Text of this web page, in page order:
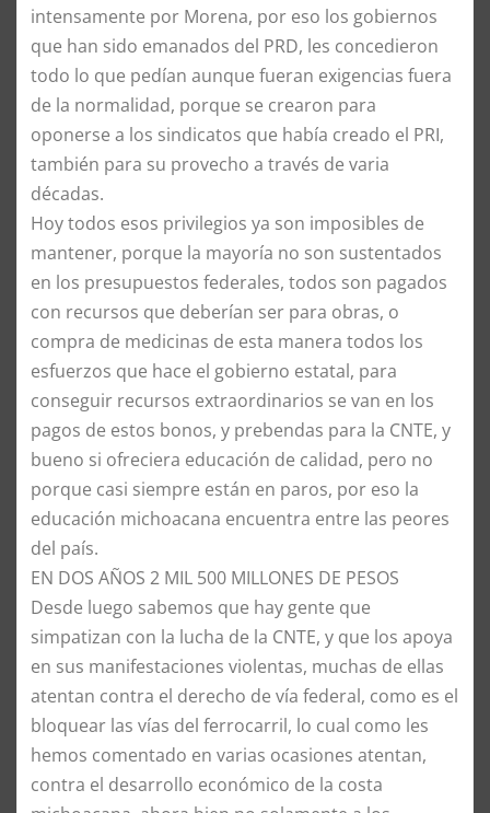
intensamente por Morena, por eso los gobiernos
que han sido emanados del PRD, les concedieron
todo lo que pedían aunque fueran exigencias fuera
de la normalidad, porque se crearon para
oponerse a los sindicatos que había creado el PRI,
también para su provecho a través de varia
décadas.
​Hoy todos esos privilegios ya son imposibles de
mantener, porque la mayoría no son sustentados
en los presupuestos federales, todos son pagados
con recursos que deberían ser para obras, o
compra de medicinas de esta manera todos los
esfuerzos que hace el gobierno estatal, para
conseguir recursos extraordinarios se van en los
pagos de estos bonos, y prebendas para la CNTE, y
bueno si ofreciera educación de calidad, pero no
porque casi siempre están en paros, por eso la
educación michoacana encuentra entre las peores
del país.
​EN DOS AÑOS 2 MIL 500 MILLONES DE PESOS
​Desde luego sabemos que hay gente que
simpatizan con la lucha de la CNTE, y que los apoya
en sus manifestaciones violentas, muchas de ellas
atentan contra el derecho de vía federal, como es el
bloquear las vías del ferrocarril, lo cual como les
hemos comentado en varias ocasiones atentan,
contra el desarrollo económico de la costa